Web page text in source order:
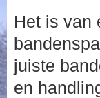
Het is van
juiste
en